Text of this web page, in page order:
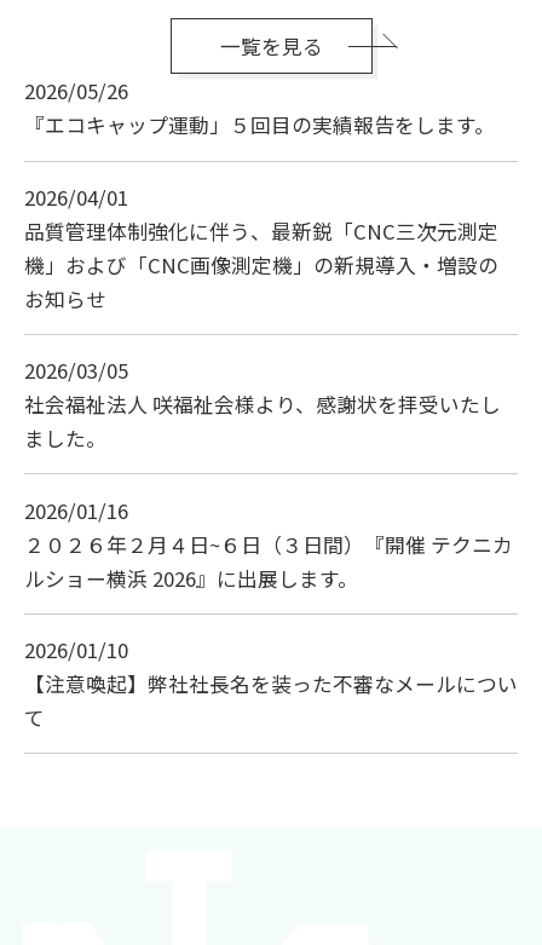
一覧を見る
2026/05/26
『エコキャップ運動」５回目の実績報告をします。
2026/04/01
品質管理体制強化に伴う、最新鋭「CNC三次元測定
機」および「CNC画像測定機」の新規導入・増設の
お知らせ
2026/03/05
社会福祉法人 咲福祉会様より、感謝状を拝受いたし
ました。
2026/01/16
２０２６年２月４日~６日（３日間）『開催 テクニカ
ルショー横浜 2026』に出展します。
2026/01/10
【注意喚起】弊社社長名を装った不審なメールについ
て